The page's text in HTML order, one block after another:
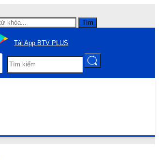
Tìm
Tải App BTV PLUS